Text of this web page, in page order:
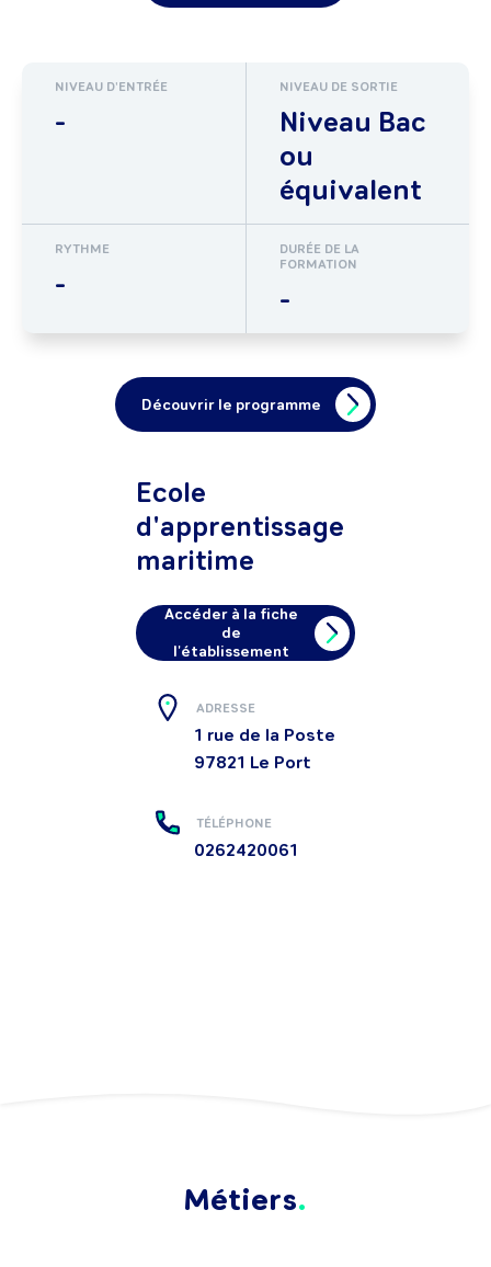
NIVEAU D'ENTRÉE
-
NIVEAU DE SORTIE
Niveau Bac
ou
équivalent
RYTHME
-
DURÉE DE LA
FORMATION
-
Découvrir le programme
Ecole
d'apprentissage
maritime
Accéder à la fiche
de
l'établissement
ADRESSE
1 rue de la Poste
97821 Le Port
TÉLÉPHONE
0262420061
Métiers